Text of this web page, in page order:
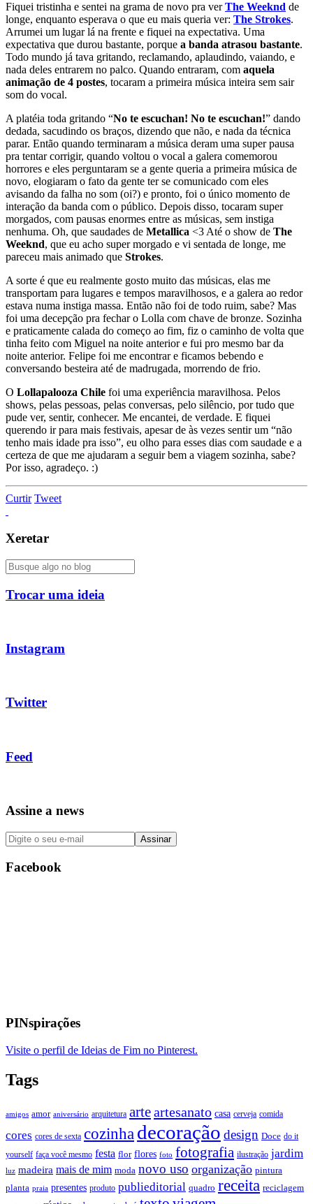
Fiquei tristinha e sentei na grama de novo pra verThe Weeknd de
longe, enquanto esperava o que eu mais queria ver: The Strokes.
Arrumei um lugar lá na frente e fiquei na expectativa. Uma
expectativa que durou bastante, porque a banda atrasou bastante.
Todo mundo já tava gritando, reclamando, aplaudindo, vaiando, e
nada deles entrarem no palco. Quando entraram, com aquela
animação de 4 postes, tocaram a primeira música inteira sem sair
som do vocal.
A platéia toda gritando “No te escuchan! No te escuchan!” dando
dedada, sacudindo os braços, dizendo que não, e nada da técnica
parar. Então quando terminaram a música deram uma super pausa
pra tentar corrigir, quando voltou o vocal a galera comemorou
horrores e eles perguntaram se a gente queria a primeira música de
novo, elogiaram o fato da gente ter se comunicado com eles
avisando da falha no som (oi?) e pronto, foi o único momento de
interação da banda com o público. Depois disso, tocaram super
morgados, com pausas enormes entre as músicas, sem instiga
nenhuma. Oh, que saudades de Metallica <3 Até o show de The
Weeknd, que eu acho super morgado e vi sentada de longe, me
pareceu mais animado que Strokes.
A sorte é que eu realmente gosto muito das músicas, elas me
transportam para lugares e tempos maravilhosos, e a galera ao redor
estava numa instiga massa. Então não foi de todo ruim, sabe? Mas
foi uma decepção pra fechar o Lolla com chave de bronze. Sozinha
e praticamente calada do começo ao fim, fiz o caminho de volta que
tinha feito com Miguel na noite anterior e fui pro mesmo bar da
noite anterior. Felipe foi me encontrar e ficamos bebendo e
conversando besteira até de madrugada, morrendo de frio.
O Lollapalooza Chile foi uma experiência maravilhosa. Pelos
shows, pelas pessoas, pelas conversas, pelo silêncio, por tudo que
pude ver, sentir, conhecer. Me encantei, de verdade. E fiquei
querendo ir para mais festivais, apesar de às vezes sentir um “não
tenho mais idade pra isso”, eu olho para esses dias com saudade e a
certeza de que me ajudaram a seguir bem a viagem sozinha, sabe?
Por isso, agradeço. :)
Curtir Tweet
Xeretar
Trocar uma ideia
Instagram
Twitter
Feed
Assine a news
Facebook
PINspirações
Visite o perfil de Ideias de Fim no Pinterest.
Tags
amigos amor aniversário arquitetura arteartesanato casa cerveja comida
cores cores de sexta cozinha decoração design Doce do it
yourself faça você mesmo festa flor flores foto fotografia ilustração jardim
luz madeira mais de mim moda novo uso organização pintura
planta praia presentes produto publieditorial quadro receita reciclagem